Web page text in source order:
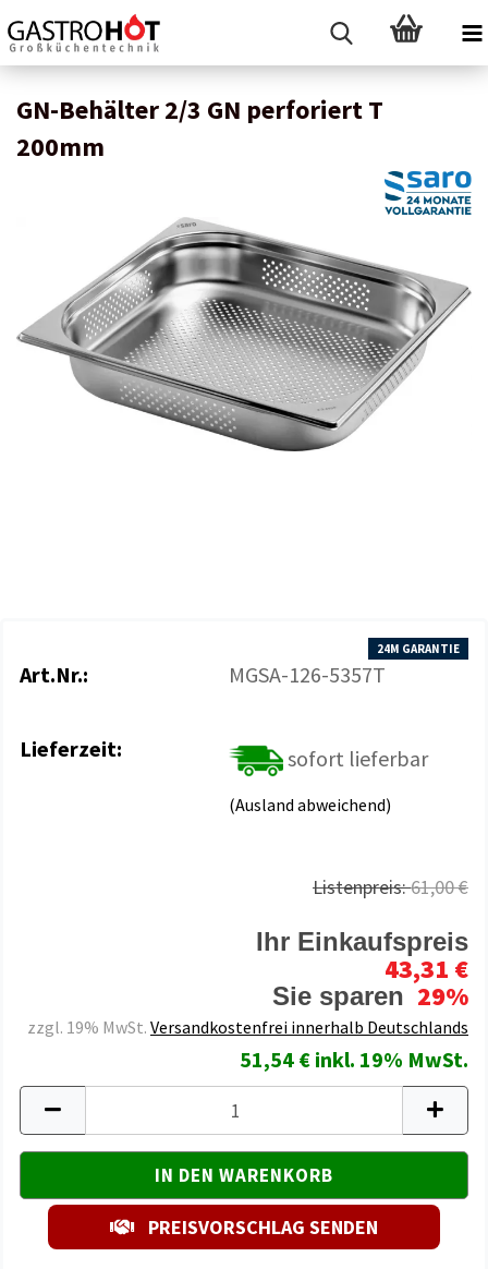
GN-Behälter 2/3 GN perforiert T
200mm
24M GARANTIE
Art.Nr.: MGSA-126-5357T
Lieferzeit: sofort lieferbar
(Ausland abweichend)
Listenpreis:61,00 €
Ihr Einkaufspreis
43,31 €
Sie sparen 29%
zzgl. 19% MwSt. Versandkostenfrei innerhalb Deutschlands
51,54 € inkl. 19% MwSt.
PREISVORSCHLAG SENDEN